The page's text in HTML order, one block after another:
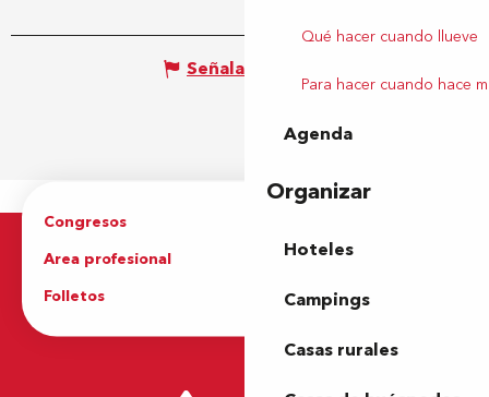
Qué hacer cuando llueve
Para hacer cuando hace
Agenda
Organizar
Hoteles
Campings
Casas rurales
Señalar un error
Congresos
Area profesional
Prensa
Folletos
Oficina de Turismo